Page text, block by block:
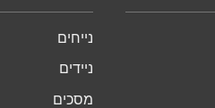
נייחים
ניידים
מסכים